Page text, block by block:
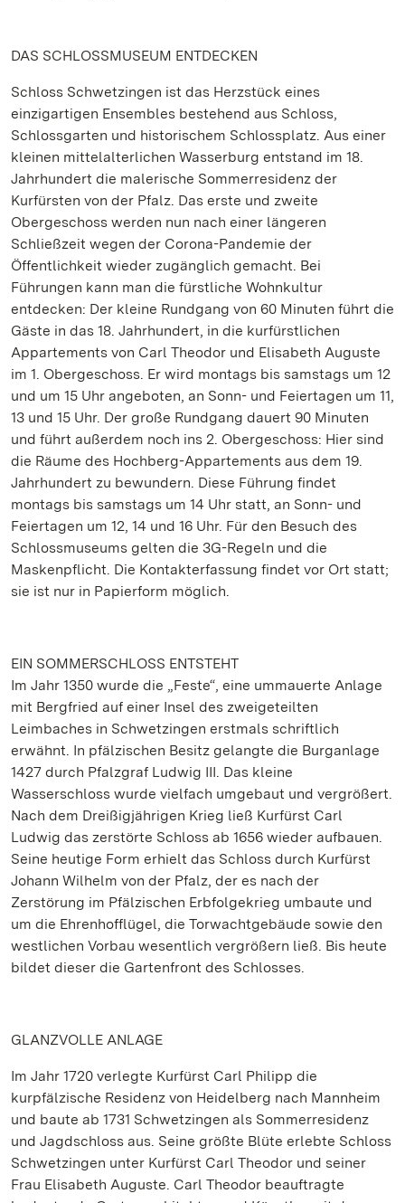
DAS SCHLOSSMUSEUM ENTDECKEN
Schloss Schwetzingen ist das Herzstück eines
einzigartigen Ensembles bestehend aus Schloss,
Schlossgarten und historischem Schlossplatz. Aus einer
kleinen mittelalterlichen Wasserburg entstand im 18.
Jahrhundert die malerische Sommerresidenz der
Kurfürsten von der Pfalz. Das erste und zweite
Obergeschoss werden nun nach einer längeren
Schließzeit wegen der Corona-Pandemie der
Öffentlichkeit wieder zugänglich gemacht. Bei
Führungen kann man die fürstliche Wohnkultur
entdecken: Der kleine Rundgang von 60 Minuten führt die
Gäste in das 18. Jahrhundert, in die kurfürstlichen
Appartements von Carl Theodor und Elisabeth Auguste
im 1. Obergeschoss. Er wird montags bis samstags um 12
und um 15 Uhr angeboten, an Sonn- und Feiertagen um 11,
13 und 15 Uhr. Der große Rundgang dauert 90 Minuten
und führt außerdem noch ins 2. Obergeschoss: Hier sind
die Räume des Hochberg-Appartements aus dem 19.
Jahrhundert zu bewundern. Diese Führung findet
montags bis samstags um 14 Uhr statt, an Sonn- und
Feiertagen um 12, 14 und 16 Uhr. Für den Besuch des
Schlossmuseums gelten die 3G-Regeln und die
Maskenpflicht. Die Kontakterfassung findet vor Ort statt;
sie ist nur in Papierform möglich.
EIN SOMMERSCHLOSS ENTSTEHT
Im Jahr 1350 wurde die „Feste“, eine ummauerte Anlage
mit Bergfried auf einer Insel des zweigeteilten
Leimbaches in Schwetzingen erstmals schriftlich
erwähnt. In pfälzischen Besitz gelangte die Burganlage
1427 durch Pfalzgraf Ludwig III. Das kleine
Wasserschloss wurde vielfach umgebaut und vergrößert.
Nach dem Dreißigjährigen Krieg ließ Kurfürst Carl
Ludwig das zerstörte Schloss ab 1656 wieder aufbauen.
Seine heutige Form erhielt das Schloss durch Kurfürst
Johann Wilhelm von der Pfalz, der es nach der
Zerstörung im Pfälzischen Erbfolgekrieg umbaute und
um die Ehrenhofflügel, die Torwachtgebäude sowie den
westlichen Vorbau wesentlich vergrößern ließ. Bis heute
bildet dieser die Gartenfront des Schlosses.
GLANZVOLLE ANLAGE
Im Jahr 1720 verlegte Kurfürst Carl Philipp die
kurpfälzische Residenz von Heidelberg nach Mannheim
und baute ab 1731 Schwetzingen als Sommerresidenz
und Jagdschloss aus. Seine größte Blüte erlebte Schloss
Schwetzingen unter Kurfürst Carl Theodor und seiner
Frau Elisabeth Auguste. Carl Theodor beauftragte